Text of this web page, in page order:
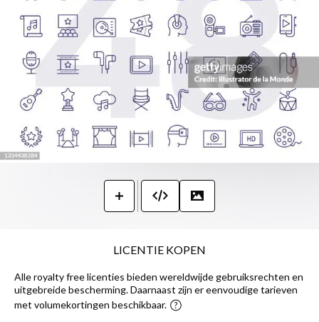
LICENTIE KOPEN
Alle royalty free licenties bieden wereldwijde gebruiksrechten en
uitgebreide bescherming. Daarnaast zijn er eenvoudige tarieven
met volumekortingen beschikbaar.